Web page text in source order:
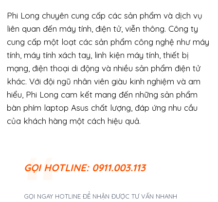
Phi Long chuyên cung cấp các sản phẩm và dịch vụ
liên quan đến máy tính, điện tử, viễn thông. Công ty
cung cấp một loạt các sản phẩm công nghệ như máy
tính, máy tính xách tay, linh kiện máy tính, thiết bị
mạng, điện thoại di động và nhiều sản phẩm điện tử
khác. Với đội ngũ nhân viên giàu kinh nghiệm và am
hiểu, Phi Long cam kết mang đến những sản phẩm
bàn phím laptop Asus chất lượng, đáp ứng nhu cầu
của khách hàng một cách hiệu quả.
GỌI HOTLINE: 0911.003.113
GỌI NGAY HOTLINE ĐỂ NHẬN ĐƯỢC TƯ VẤN NHANH